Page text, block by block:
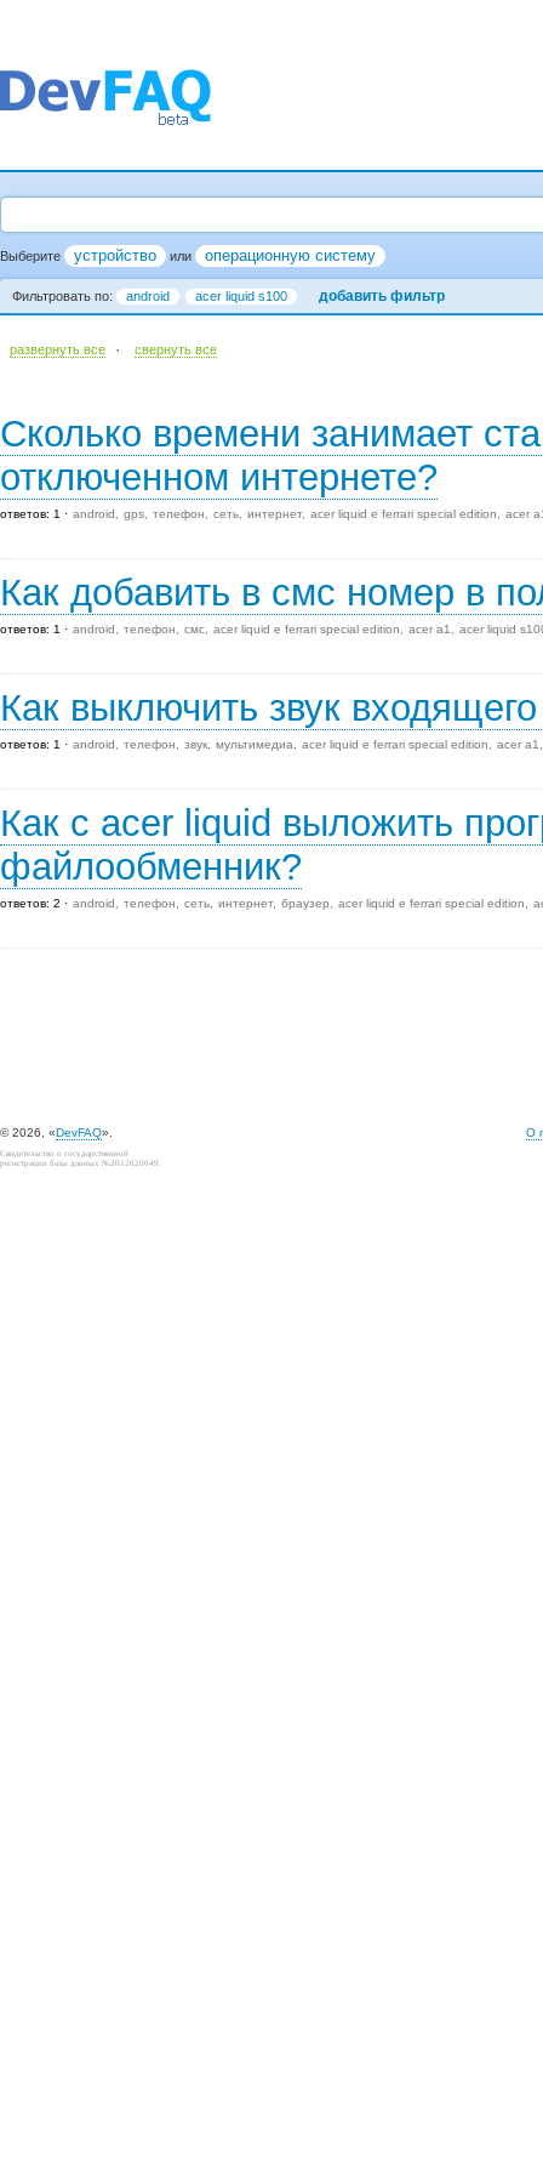
Выберите устройство или операционную систему
Фильтровать по: android acer liquid s100 добавить фильтр
развернуть все · cвернуть все
Сколько времени занимает
отключенном интернете?
ответов: 1 android gps телефон сеть интернет acer liquid e ferrari special edition acer
Как добавить в смс номер в
ответов: 1 android телефон смс acer liquid e ferrari special edition acer a1 acer liquid
Как выключить звук
ответов: 1 android телефон звук мультимедиа acer liquid e ferrari special edition acer a1
Как с acer liquid выложить
файлообменник?
ответов: 2 android телефон сеть интернет браузер acer liquid e ferrari special edition
© 2026, «DevFAQ». О
Свидетельство о государственной
регистрации базы данных №2012620649.